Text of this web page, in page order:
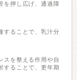
を押し広げ、通過障
することで、乳汁分
スを整える作用や自
することで、更年期